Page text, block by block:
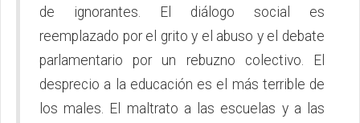
de ignorantes. El diálogo social es
reemplazado por el grito y el abuso y el debate
parlamentario por un rebuzno colectivo. El
desprecio a la educación es el más terrible de
los males. El maltrato a las escuelas y a las